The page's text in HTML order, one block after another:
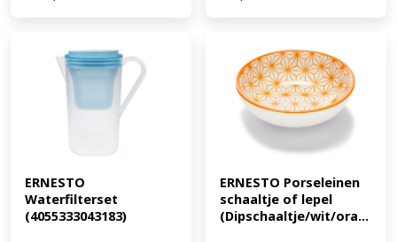
ERNESTO
Waterfilterset
(4055333043183)
ERNESTO Porseleinen
schaaltje of lepel
(Dipschaaltje/wit/ora...